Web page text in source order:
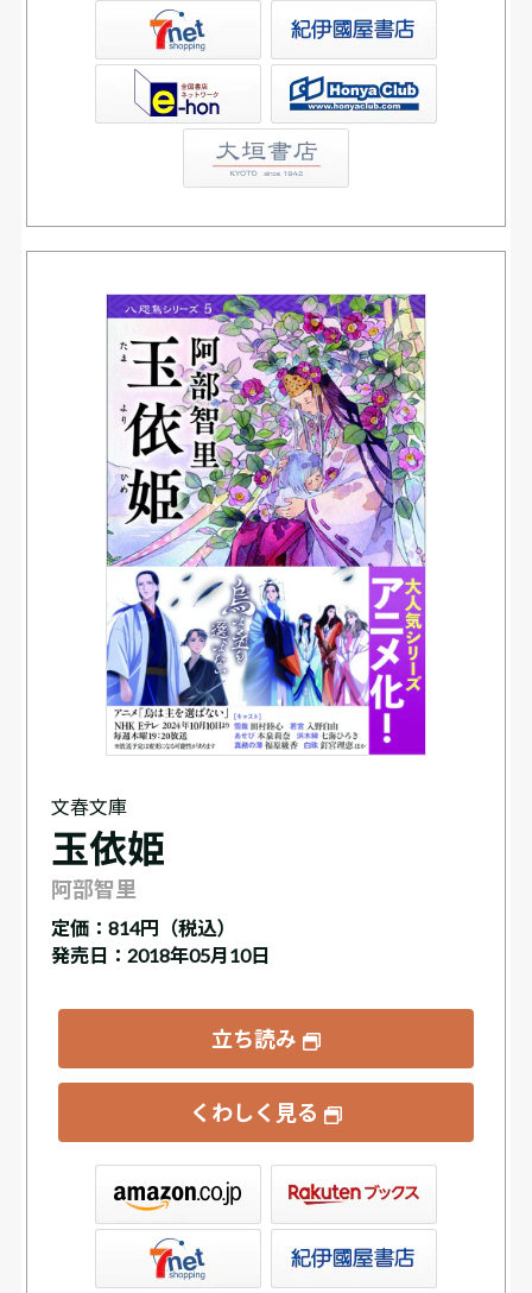
書店ウェブストア
文春文庫
玉依姫
阿部智里
定価： 814円（税込）
発売日：2018年05月10日
立ち読み
くわしく見る
書店ウェブストア